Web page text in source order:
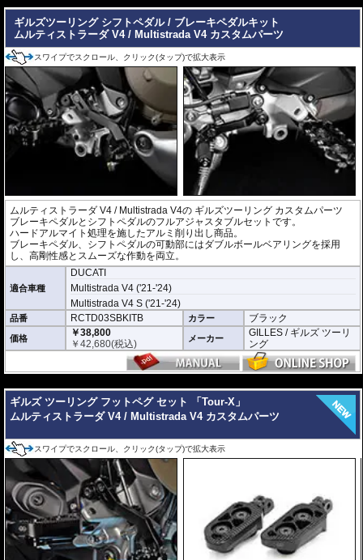
ギルズツーリング シフトペダル / ブレーキペダルキット
ムルティストラーダ V4 / Multistrada V4 カスタムパーツ
スワイプでスクロール、クリック(タップ)で拡大表示
ムルティストラーダ V4 / Multistrada V4の ギルズツーリング カスタムパーツ
ブレーキペダルとシフトペダルのフルアジャスタブルセットです。
ハードアルマイト処理を施したアルミ削り出し商品。
ブレーキペダル、シフトペダルの可動部にはダブルボールベアリングを採用
し、高剛性感とスムーズな作動を両立。
適合車種
DUCATI
Multistrada V4 ('21-'24)
Multistrada V4 S ('21-'24)
品番 RCTD03SBKITB カラー ブラック
価格
￥38,800
￥42,680(税込) メーカー
GILLES / ギルズ ツーリ
ング
ギルズ ツーリング フットペグ セット 「Tour-X」
ムルティストラーダ V4 / Multistrada V4 カスタムパーツ
スワイプでスクロール、クリック(タップ)で拡大表示